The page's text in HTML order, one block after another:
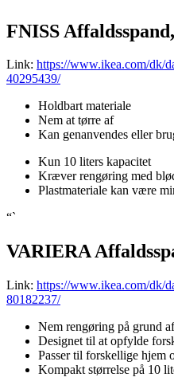
FNISS
Link: https://www.ikea.com/dk/
40295439/
Holdbart materiale
Nem at tørre af
Kan genanvendes eller
Kun 10 liters kapacitet
Kræver rengøring med
Plastmateriale kan være
“`
VARIERA
Link: https://www.ikea.com/dk/
80182237/
Nem rengøring på grund
Designet til at opfylde
Passer til forskellige hjem
Kompakt størrelse på 10